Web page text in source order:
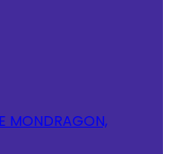
MONDRAGON,